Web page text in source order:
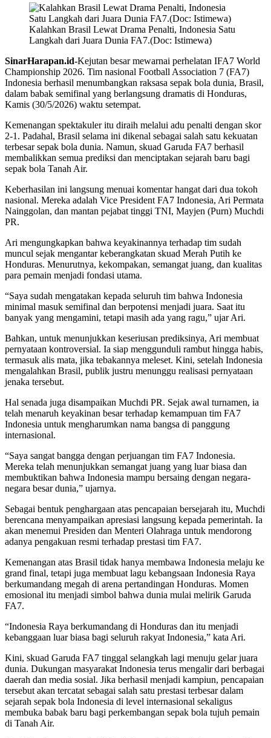
Kalahkan Brasil Lewat Drama Penalti, Indonesia Satu
Langkah dari Juara Dunia FA7.(Doc: Istimewa)
SinarHarapan.id-Kejutan besar mewarnai perhelatan IFA7 World
Championship 2026. Tim nasional Football Association 7 (FA7)
Indonesia berhasil menumbangkan raksasa sepak bola dunia, Brasil,
dalam babak semifinal yang berlangsung dramatis di Honduras,
Kamis (30/5/2026) waktu setempat.
Kemenangan spektakuler itu diraih melalui adu penalti dengan skor
2-1. Padahal, Brasil selama ini dikenal sebagai salah satu kekuatan
terbesar sepak bola dunia. Namun, skuad Garuda FA7 berhasil
membalikkan semua prediksi dan menciptakan sejarah baru bagi
sepak bola Tanah Air.
Keberhasilan ini langsung menuai komentar hangat dari dua tokoh
nasional. Mereka adalah Vice President FA7 Indonesia, Ari Permata
Nainggolan, dan mantan pejabat tinggi TNI, Mayjen (Purn) Muchdi
PR.
Ari mengungkapkan bahwa keyakinannya terhadap tim sudah
muncul sejak mengantar keberangkatan skuad Merah Putih ke
Honduras. Menurutnya, kekompakan, semangat juang, dan kualitas
para pemain menjadi fondasi utama.
“Saya sudah mengatakan kepada seluruh tim bahwa Indonesia
minimal masuk semifinal dan berpotensi menjadi juara. Saat itu
banyak yang mengamini, tetapi masih ada yang ragu,” ujar Ari.
Bahkan, untuk menunjukkan keseriusan prediksinya, Ari membuat
pernyataan kontroversial. Ia siap menggunduli rambut hingga habis,
termasuk alis mata, jika tebakannya meleset. Kini, setelah Indonesia
mengalahkan Brasil, publik justru menunggu realisasi pernyataan
jenaka tersebut.
Hal senada juga disampaikan Muchdi PR. Sejak awal turnamen, ia
telah menaruh keyakinan besar terhadap kemampuan tim FA7
Indonesia untuk mengharumkan nama bangsa di panggung
internasional.
“Saya sangat bangga dengan perjuangan tim FA7 Indonesia.
Mereka telah menunjukkan semangat juang yang luar biasa dan
membuktikan bahwa Indonesia mampu bersaing dengan negara-
negara besar dunia,” ujarnya.
Sebagai bentuk penghargaan atas pencapaian bersejarah itu, Muchdi
berencana menyampaikan apresiasi langsung kepada pemerintah. Ia
akan menemui Presiden dan Menteri Olahraga untuk mendorong
adanya pengakuan resmi terhadap prestasi tim FA7.
Kemenangan atas Brasil tidak hanya membawa Indonesia melaju ke
grand final, tetapi juga membuat lagu kebangsaan Indonesia Raya
berkumandang megah di arena pertandingan Honduras. Momen
emosional itu menjadi simbol bahwa dunia mulai melirik Garuda
FA7.
“Indonesia Raya berkumandang di Honduras dan itu menjadi
kebanggaan luar biasa bagi seluruh rakyat Indonesia,” kata Ari.
Kini, skuad Garuda FA7 tinggal selangkah lagi menuju gelar juara
dunia. Dukungan masyarakat Indonesia terus mengalir dari berbagai
daerah dan media sosial. Jika berhasil menjadi kampiun, pencapaian
tersebut akan tercatat sebagai salah satu prestasi terbesar dalam
sejarah sepak bola Indonesia di level internasional sekaligus
membuka babak baru bagi perkembangan sepak bola tujuh pemain
di Tanah Air.